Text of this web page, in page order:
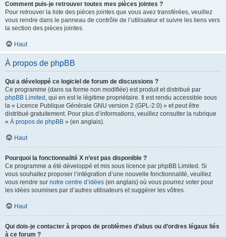
Comment puis-je retrouver toutes mes pièces jointes ?
Pour retrouver la liste des pièces jointes que vous avez transférées, veuillez
vous rendre dans le panneau de contrôle de l’utilisateur et suivre les liens vers
la section des pièces jointes.
Haut
À propos de phpBB
Qui a développé ce logiciel de forum de discussions ?
Ce programme (dans sa forme non modifiée) est produit et distribué par
phpBB Limited , qui en est le légitime propriétaire. Il est rendu accessible sous
la « Licence Publique Générale GNU version 2 (GPL-2.0) » et peut être
distribué gratuitement. Pour plus d’informations, veuillez consulter la rubrique
« À propos de phpBB » (en anglais).
Haut
Pourquoi la fonctionnalité X n’est pas disponible ?
Ce programme a été développé et mis sous licence par phpBB Limited. Si
vous souhaitez proposer l’intégration d’une nouvelle fonctionnalité, veuillez
vous rendre sur notre centre d’idées (en anglais) où vous pourrez voter pour
les idées soumises par d’autres utilisateurs et suggérer les vôtres.
Haut
Qui dois-je contacter à propos de problèmes d’abus ou d’ordres légaux liés
à ce forum ?